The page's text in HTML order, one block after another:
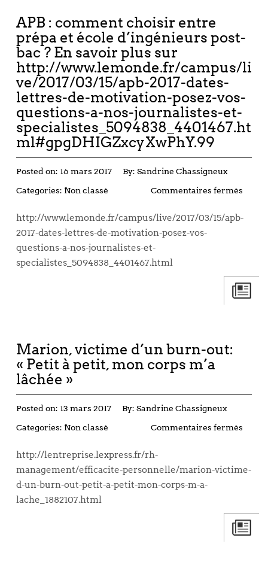
APB : comment choisir entre
prépa et école d’ingénieurs post-
bac ? En savoir plus sur
http://www.lemonde.fr/campus/li
ve/2017/03/15/apb-2017-dates-
lettres-de-motivation-posez-vos-
questions-a-nos-journalistes-et-
specialistes_5094838_4401467.ht
ml#gpgDHIGZxcyXwPhY.99
Posted on: 16 mars 2017 By: Sandrine Chassigneux
Categories: Non classé Commentaires fermés
http://www.lemonde.fr/campus/live/2017/03/15/apb-
2017-dates-lettres-de-motivation-posez-vos-
questions-a-nos-journalistes-et-
specialistes_5094838_4401467.html
Marion, victime d’un burn-out:
« Petit à petit, mon corps m’a
lâchée »
Posted on: 13 mars 2017 By: Sandrine Chassigneux
Categories: Non classé Commentaires fermés
http://lentreprise.lexpress.fr/rh-
management/efficacite-personnelle/marion-victime-
d-un-burn-out-petit-a-petit-mon-corps-m-a-
lache_1882107.html